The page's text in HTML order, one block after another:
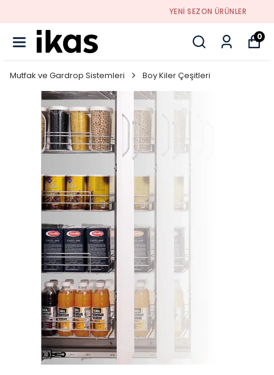
YENI SEZON ÜRÜNLER
0
Mutfak ve Gardrop Sistemleri Boy Kiler Çeşitleri